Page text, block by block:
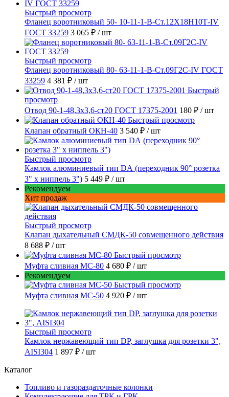
Быстрый просмотр
Фланец воротниковый 50- 10-11-1-B-Ст.12Х18Н10Т-IV
ГОСТ 33259 3 065 ₽ / шт
Быстрый просмотр
Фланец воротниковый 80- 63-11-1-B-Ст.09Г2С-IV ГОСТ
33259 4 381 ₽ / шт
Быстрый
просмотр
Отвод 90-1-48,3х3,6-ст20 ГОСТ 17375-2001 180 ₽ / шт
Быстрый просмотр
Клапан обратный ОКН-40 3 540 ₽ / шт
Быстрый просмотр
Камлок алюминиевый тип DА (переходник 90° розетка
3" х ниппель 3") 5 449 ₽ / шт
Рекомендуем
Хит продаж
Быстрый просмотр
Клапан дыхательный СМДК-50 совмещенного действия
8 688 ₽ / шт
Быстрый просмотр
Муфта сливная МС-80 4 680 ₽ / шт
Рекомендуем
Быстрый просмотр
Муфта сливная МС-50 4 920 ₽ / шт
Быстрый просмотр
Камлок нержавеющий тип DР, заглушка для розетки 3",
AISI304 1 897 ₽ / шт
Каталог
Топливо и газораздаточные колонки